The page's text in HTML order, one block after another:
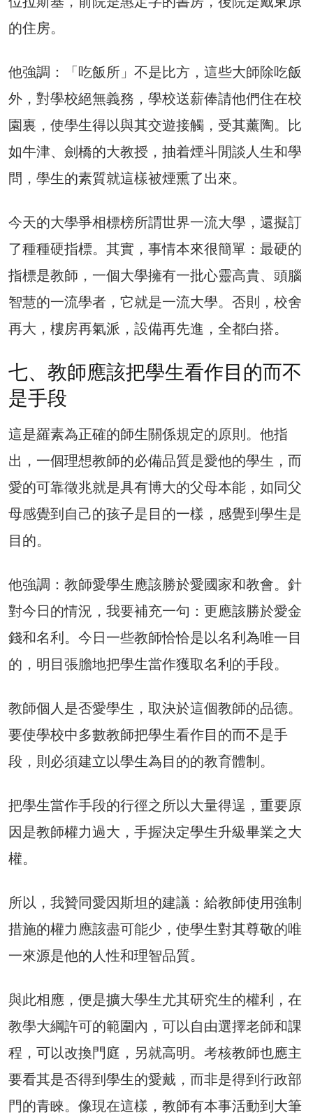
的住房。
他強調：「吃飯所」不是比方，這些大師除吃飯
外，對學校絕無義務，學校送薪俸請他們住在校
園裏，使學生得以與其交遊接觸，受其薰陶。比
如牛津、劍橋的大教授，抽着煙斗閒談人生和學
問，學生的素質就這樣被煙熏了出來。
今天的大學爭相標榜所謂世界一流大學，還擬訂
了種種硬指標。其實，事情本來很簡單：最硬的
指標是教師，一個大學擁有一批心靈高貴、頭腦
智慧的一流學者，它就是一流大學。否則，校舍
再大，樓房再氣派，設備再先進，全都白搭。
七、教師應該把學生看作目的而不
是手段
這是羅素為正確的師生關係規定的原則。他指
出，一個理想教師的必備品質是愛他的學生，而
愛的可靠徵兆就是具有博大的父母本能，如同父
母感覺到自己的孩子是目的一樣，感覺到學生是
目的。
他強調：教師愛學生應該勝於愛國家和教會。針
對今日的情況，我要補充一句：更應該勝於愛金
錢和名利。今日一些教師恰恰是以名利為唯一目
的，明目張膽地把學生當作獲取名利的手段。
教師個人是否愛學生，取決於這個教師的品德。
要使學校中多數教師把學生看作目的而不是手
段，則必須建立以學生為目的的教育體制。
把學生當作手段的行徑之所以大量得逞，重要原
因是教師權力過大，手握決定學生升級畢業之大
權。
所以，我贊同愛因斯坦的建議：給教師使用強制
措施的權力應該盡可能少，使學生對其尊敬的唯
一來源是他的人性和理智品質。
與此相應，便是擴大學生尤其研究生的權利，在
教學大綱許可的範圍內，可以自由選擇老師和課
程，可以改換門庭，另就高明。考核教師也應主
要看其是否得到學生的愛戴，而非是得到行政部
門的青睞。像現在這樣，教師有本事活動到大筆